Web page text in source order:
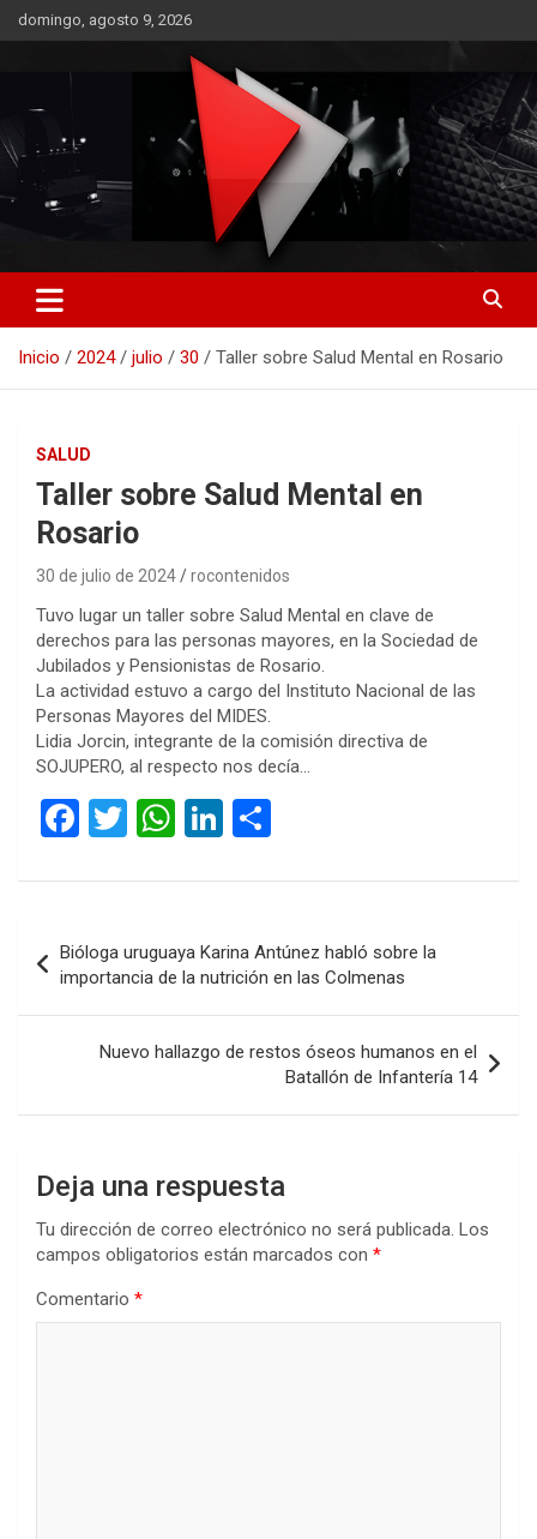
Saltar
al
domingo, agosto 9, 2026
RO CONTENIDOS
Inicio 2024 julio 30 Taller sobre Salud Mental en Rosario
SALUD
Taller sobre Salud Mental en
Rosario
30 de julio de 2024 rocontenidos
Tuvo lugar un taller sobre Salud Mental en clave de
derechos para las personas mayores, en la Sociedad de
Jubilados y Pensionistas de Rosario.
La actividad estuvo a cargo del Instituto Nacional de las
Personas Mayores del MIDES.
Lidia Jorcin, integrante de la comisión directiva de
SOJUPERO, al respecto nos decía…
F
ce
o
o
T
tt
W
at
A
p
p
Li
ke
n
m
ar
tir
de
entradas
Bióloga uruguaya Karina Antúnez habló sobre la
importancia de la nutrición en las Colmenas
Nuevo hallazgo de restos óseos humanos en el
Batallón de Infantería 14
Deja una respuesta
Tu dirección de correo electrónico no será publicada. Los
campos obligatorios están marcados con *
Comentario *